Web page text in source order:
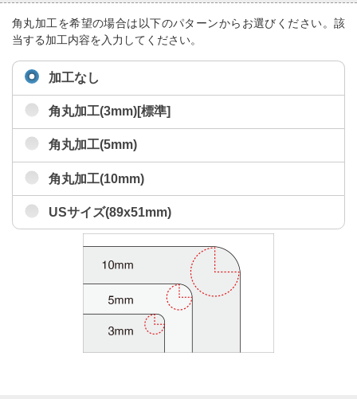
角丸加工を希望の場合は以下のパターンからお選びください。該
当する加工内容を入力してください。
加工なし
角丸加工(3mm)[標準]
角丸加工(5mm)
角丸加工(10mm)
USサイズ(89x51mm)